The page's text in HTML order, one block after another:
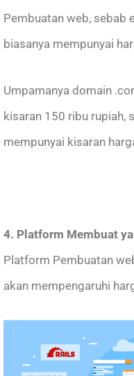
Pembuatan web, sebab
biasanya mempunyai
Umpamanya domain
kisaran 150 ribu rupiah,
mempunyai kisaran
4. Platform Membuat
Platform Pembuatan
akan mempengaruhi